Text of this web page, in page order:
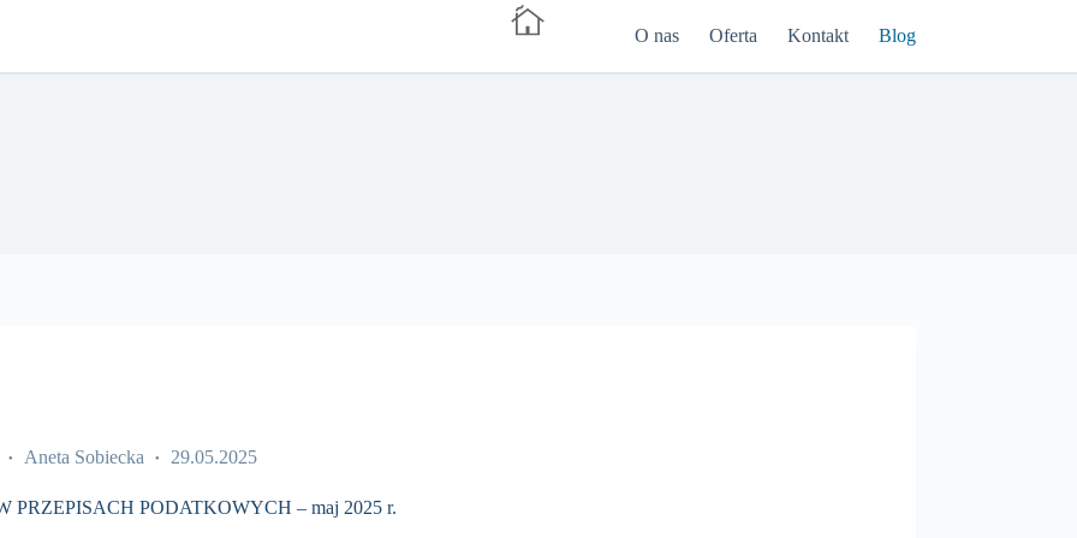
O nas Oferta Kontakt Blog
Aneta Sobiecka 29.05.2025
PRZEPISACH PODATKOWYCH – maj 2025 r.